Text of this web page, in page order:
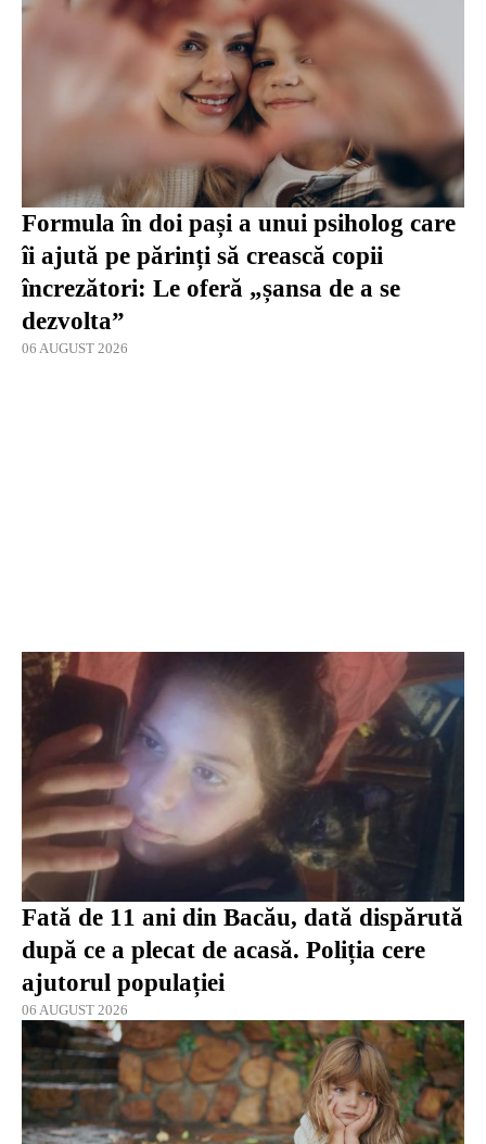
Formula în doi pași a unui psiholog care
îi ajută pe părinți să crească copii
încrezători: Le oferă „șansa de a se
dezvolta”
06 AUGUST 2026
Fată de 11 ani din Bacău, dată dispărută
după ce a plecat de acasă. Poliția cere
ajutorul populației
06 AUGUST 2026